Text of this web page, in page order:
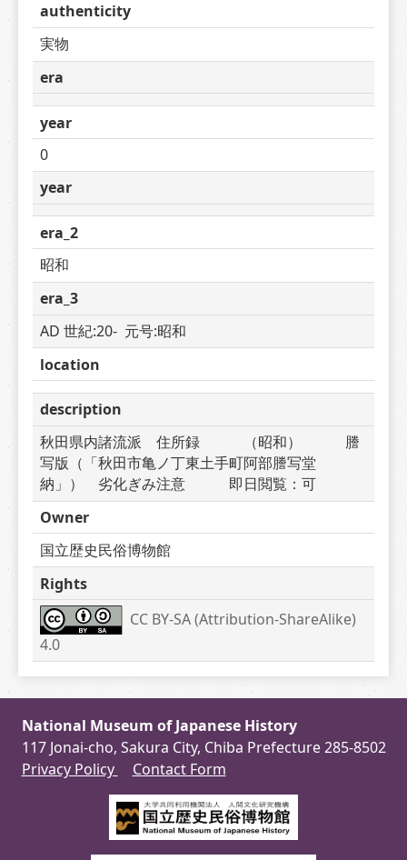
authenticity
実物
era
year
0
year
era_2
昭和
era_3
AD 世紀:20-  元号:昭和
location
description
秋田県内諸流派　住所録　　　（昭和）　　　謄
写版（「秋田市亀ノ丁東土手町阿部謄写堂
納」）　劣化ぎみ注意　　　即日閲覧：可
Owner
国立歴史民俗博物館
Rights
CC BY-SA (Attribution-ShareAlike)
4.0
National Museum of Japanese History
117 Jonai-cho, Sakura City, Chiba Prefecture 285-8502
Privacy Policy
Contact Form